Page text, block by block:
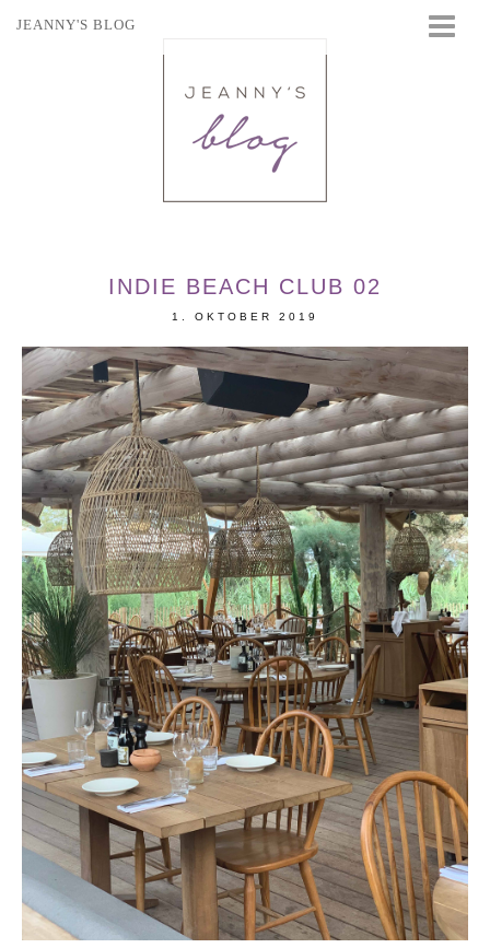
JEANNY'S BLOG
INDIE BEACH CLUB 02
1. OKTOBER 2019